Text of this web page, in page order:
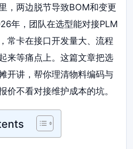
，两边脱节导致BOM和变更
年，团队在选型能对接PLM
常卡在接口开发量大、流程
来等痛点上。这篇文章把选
开讲，帮你理清物料编码与
价不看对接维护成本的坑。